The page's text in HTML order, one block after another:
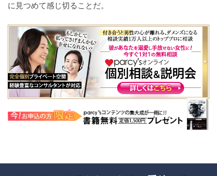
に見つめて感じ切ることだ。